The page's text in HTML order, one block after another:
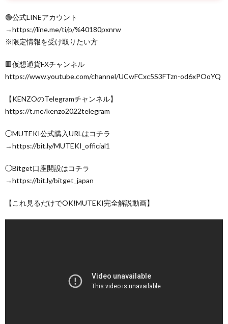
🟢公式LINEアカウント
→https://line.me/ti/p/%40180pxnrw
※限定情報を受け取りたい方
🟥仮想通貨FXチャンネル
https://www.youtube.com/channel/UCwFCxc5S3FTzn-od6xPOoYQ
【KENZOのTelegramチャンネル】
https://t.me/kenzo2022telegram
◯MUTEKI公式購入URLはコチラ
→https://bit.ly/MUTEKI_official1
◯Bitget口座開設はコチラ
→https://bit.ly/bitget_japan
【これ見るだけでOK❗️MUTEKI完全解説動画】